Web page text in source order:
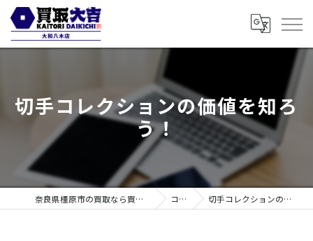
切手コレクションの価値を知ろ
う！
奈良県橿原市の買取なら買取大吉 大和八木店 コラム 切手コレクションの価値を知ろう！